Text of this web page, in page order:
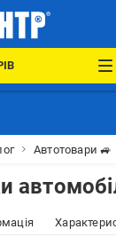
Автотовари 🚙